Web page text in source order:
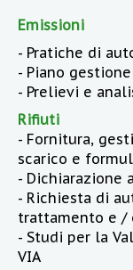
Emissioni
- Pratiche di
- Piano
- Prelievi e
Rifiuti
- Fornitura,
scarico e
- Dichiarazione
- Richiesta di
trattamento e /
- Studi per la
VIA